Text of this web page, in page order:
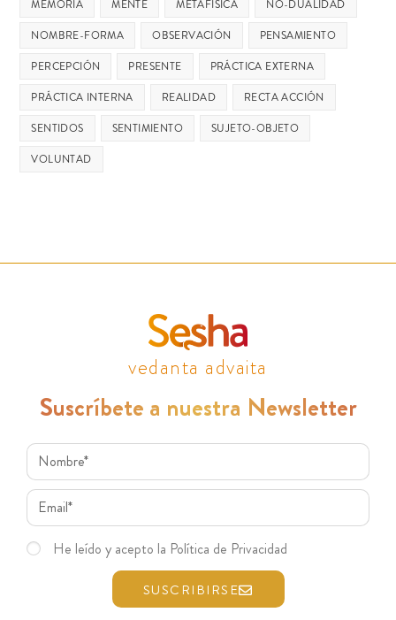
MEMORIA
MENTE METAFÍSICA
NO-DUALIDAD
NOMBRE-FORMA
OBSERVACIÓN
PENSAMIENTO
PERCEPCIÓN
PRESENTE
PRÁCTICA EXTERNA
PRÁCTICA INTERNA
REALIDAD
RECTA ACCIÓN
SENTIDOS
SENTIMIENTO
SUJETO-OBJETO
VOLUNTAD
vedanta advaita
Suscríbete a nuestra Newsletter
He leído y acepto la Política de Privacidad
SUSCRIBIRSE